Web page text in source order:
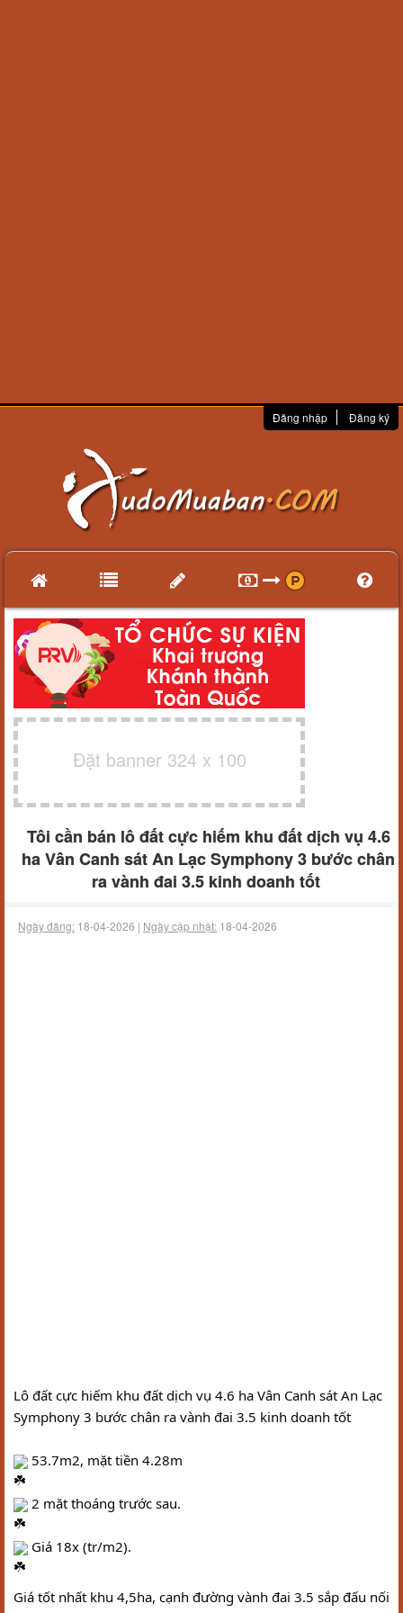
Đăng nhập Đăng ký
Đặt banner 324 x 100
Tôi cần bán lô đất cực hiếm khu đất dịch vụ 4.6
ha Vân Canh sát An Lạc Symphony 3 bước chân
ra vành đai 3.5 kinh doanh tốt
Ngày đăng: 18-04-2026 | Ngày cập nhật: 18-04-2026
Lô đất cực hiếm khu đất dịch vụ 4.6 ha Vân Canh sát An Lạc
Symphony 3 bước chân ra vành đai 3.5 kinh doanh tốt
53.7m2, mặt tiền 4.28m
2 mặt thoáng trước sau.
Giá 18x (tr/m2).
Giá tốt nhất khu 4,5ha, cạnh đường vành đai 3.5 sắp đấu nối